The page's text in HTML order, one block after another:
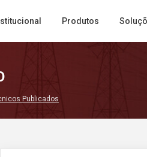
Produtos
Publicados